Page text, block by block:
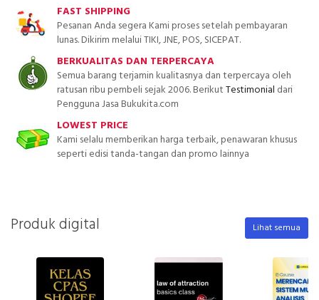
FAST SHIPPING
Pesanan Anda segera Kami proses setelah pembayaran
lunas. Dikirim melalui TIKI, JNE, POS, SICEPAT.
BERKUALITAS DAN TERPERCAYA
Semua barang terjamin kualitasnya dan terpercaya oleh
ratusan ribu pembeli sejak 2006. BerikutTestimonial dari
Pengguna Jasa Bukukita.com
LOWEST PRICE
Kami selalu memberikan harga terbaik, penawaran khusus
seperti edisi tanda-tangan dan promo lainnya
Produk digital Lihat semua